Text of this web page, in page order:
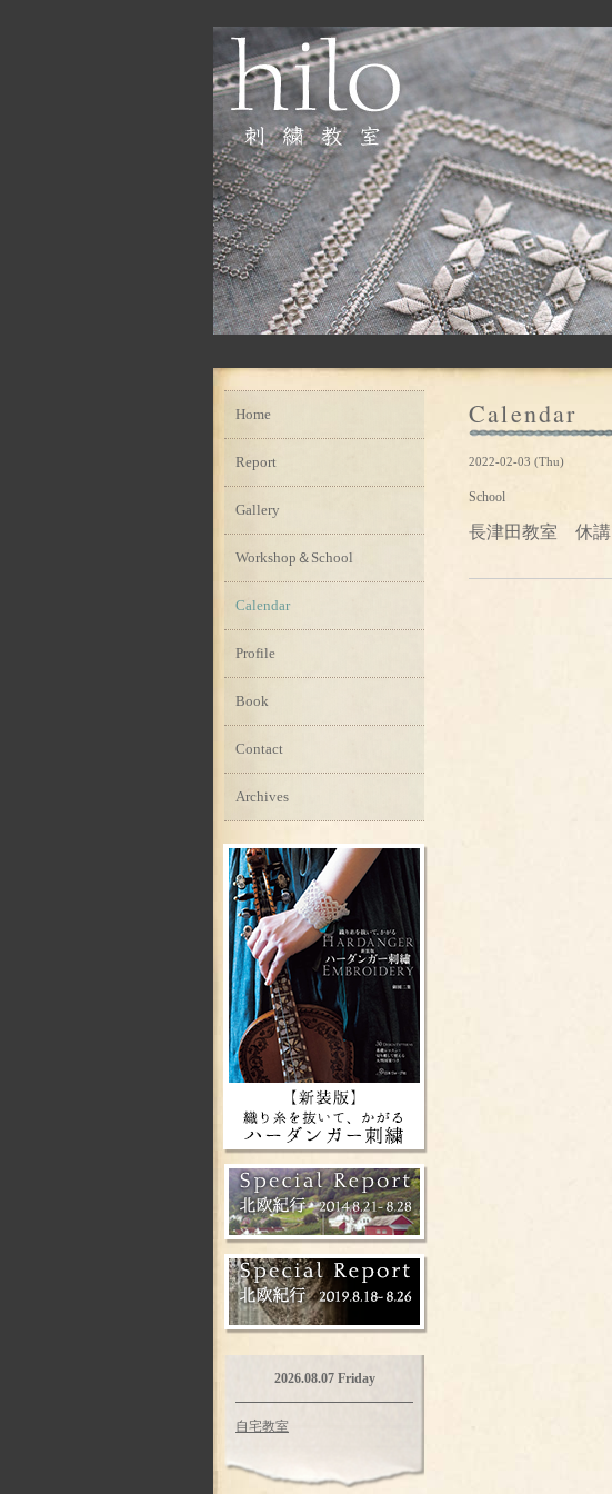
Calendar
2022-02-03 (Thu)
School
長津田教室 休講
Home
Report
Gallery
Workshop＆School
Calendar
Profile
Book
Contact
Archives
2026.08.07 Friday
自宅教室